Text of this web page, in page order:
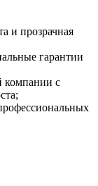
и прозрачная
гарантии
компании с